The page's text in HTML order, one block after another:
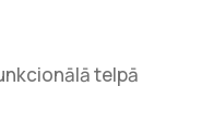
telpā